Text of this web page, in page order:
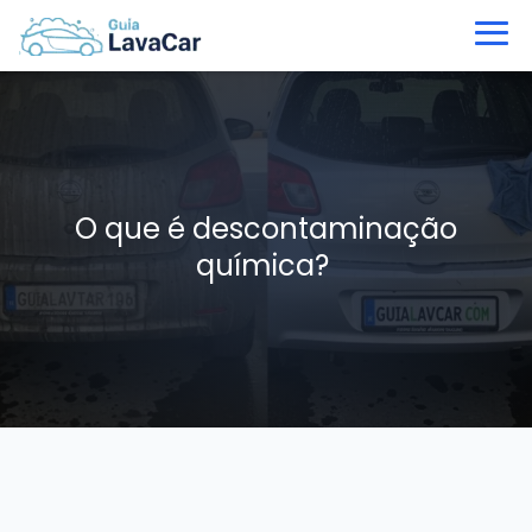
O que é descontaminação
química?